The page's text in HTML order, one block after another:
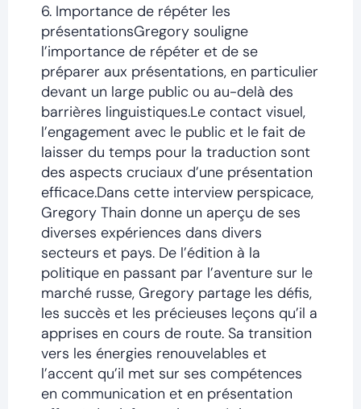
6. Importance de répéter les
présentationsGregory souligne
l’importance de répéter et de se
préparer aux présentations, en particulier
devant un large public ou au-delà des
barrières linguistiques.Le contact visuel,
l’engagement avec le public et le fait de
laisser du temps pour la traduction sont
des aspects cruciaux d’une présentation
efficace.Dans cette interview perspicace,
Gregory Thain donne un aperçu de ses
diverses expériences dans divers
secteurs et pays. De l’édition à la
politique en passant par l’aventure sur le
marché russe, Gregory partage les défis,
les succès et les précieuses leçons qu’il a
apprises en cours de route. Sa transition
vers les énergies renouvelables et
l’accent qu’il met sur ses compétences
en communication et en présentation